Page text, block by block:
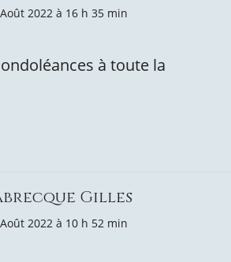
2022 à 16 h 35 min
à toute la
Gilles
2022 à 10 h 52 min